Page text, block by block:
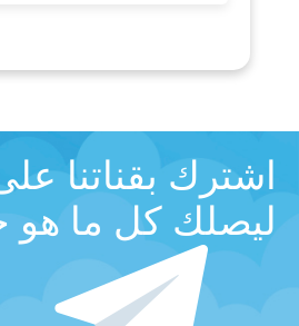
اشترك بقناتنا
ليصلك كل ما هو